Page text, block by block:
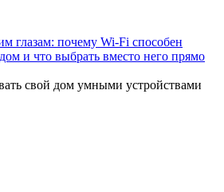
глазам: почему Wi-Fi способен
и что выбрать вместо него прямо
свой дом умными устройствами